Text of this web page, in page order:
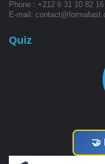
Phone : +212 6 31 10 82
E-mail:
Quiz
🤝